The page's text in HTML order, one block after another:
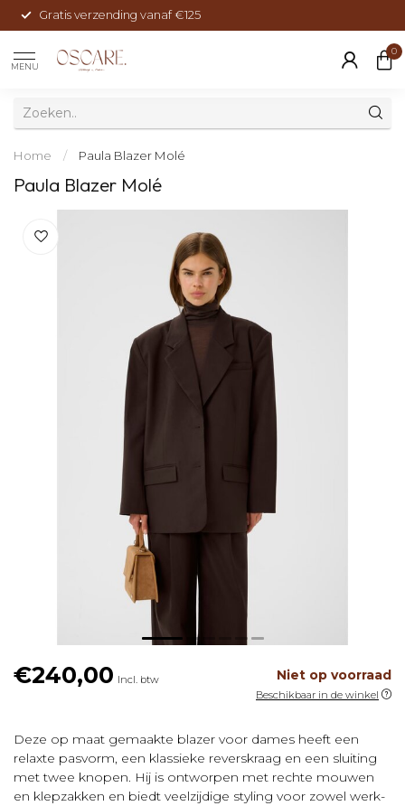
Gratis verzending vanaf €125
MENU
0
Home / Paula Blazer Molé
Paula Blazer Molé
€240,00 Incl. btw Niet op voorraad
Beschikbaar in de winkel
Deze op maat gemaakte blazer voor dames heeft een
relaxte pasvorm, een klassieke reverskraag en een sluiting
met twee knopen. Hij is ontworpen met rechte mouwen
en klepzakken en biedt veelzijdige styling voor zowel werk-